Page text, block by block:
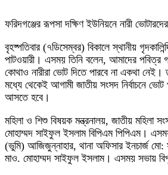
ফরিদগঞ্জের রূপসা দক্ষিণ ইউনিয়নে নারী
বৃহষ্পতিবার (৭ডিসেম্বর) বিকালে স্থানীয়
পাটওয়ারী। এসময় তিনি বলেন, আমাদের পবিত্র
কোথাও নারীরা ভোট দিতে পারবে না একথা
মধ্যে থেকেই আগামী জাতীয় সংসদ নির্বাচনে
আসতে হবে।
মহিলা ও শিশু বিষয়ক মন্ত্রনালয়, জাতীয় মহিলা
মোহাম্মদ সাইফুল ইসলাম বিপিএম পিপিএম।
(ভুমি) আজিজুন্নাহার, থানা অফিসার ইনচার্জ মো:
মাও. মোহাম্মদ সাইফুল ইসলাম। এসময় সভায়